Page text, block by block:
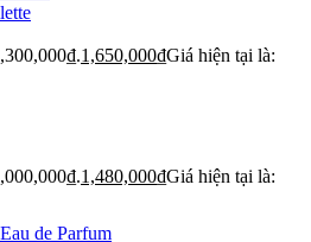
1,650,000₫Giá hiện tại là:
1,480,000₫Giá hiện tại là: